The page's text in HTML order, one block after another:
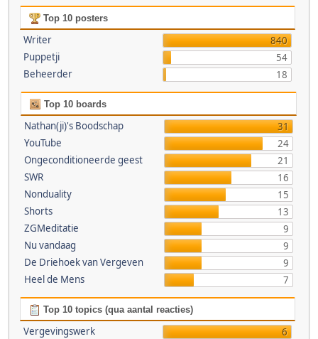
Top 10 posters
Writer
840
Puppetji
54
Beheerder
18
Top 10 boards
Nathan(ji)'s Boodschap
31
YouTube
24
Ongeconditioneerde geest
21
SWR
16
Nonduality
15
Shorts
13
ZGMeditatie
9
Nu vandaag
9
De Driehoek van Vergeven
9
Heel de Mens
7
Top 10 topics (qua aantal reacties)
Vergevingswerk
6